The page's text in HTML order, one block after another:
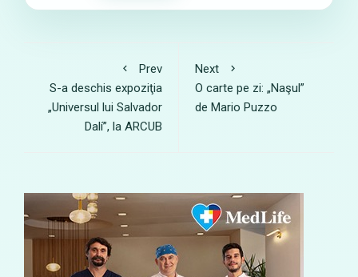
Prev
S-a deschis expoziţia
„Universul lui Salvador
Dalí”, la ARCUB
Next
O carte pe zi: „Naşul”
de Mario Puzzo